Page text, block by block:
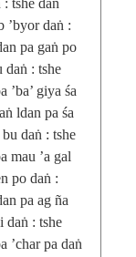
: tshe daṅ
’byor daṅ :
pa gaṅ po
daṅ : tshe
’ba’ giya śa
ldan pa śa
daṅ : tshe
mau ’a gal
po daṅ :
pa ag ña
daṅ : tshe
’char pa daṅ